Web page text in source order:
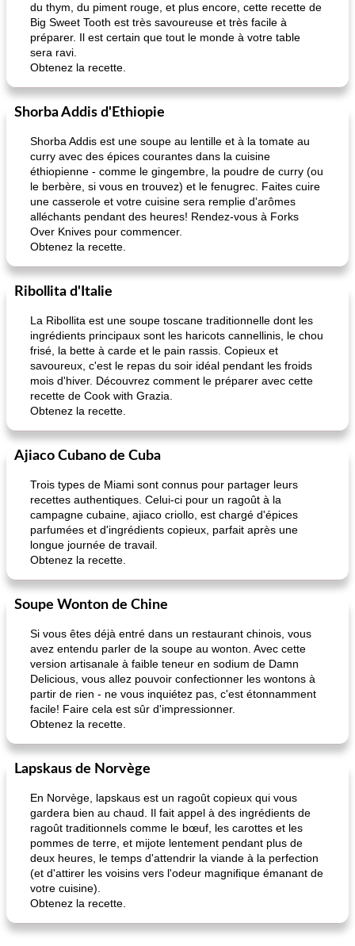
du thym, du piment rouge, et plus encore, cette recette de
Big Sweet Tooth est très savoureuse et très facile à
préparer. Il est certain que tout le monde à votre table
sera ravi.
Obtenez la recette.
Shorba Addis d'Ethiopie
Shorba Addis est une soupe au lentille et à la tomate au
curry avec des épices courantes dans la cuisine
éthiopienne - comme le gingembre, la poudre de curry (ou
le berbère, si vous en trouvez) et le fenugrec. Faites cuire
une casserole et votre cuisine sera remplie d'arômes
alléchants pendant des heures! Rendez-vous à Forks
Over Knives pour commencer.
Obtenez la recette.
Ribollita d'Italie
La Ribollita est une soupe toscane traditionnelle dont les
ingrédients principaux sont les haricots cannellinis, le chou
frisé, la bette à carde et le pain rassis. Copieux et
savoureux, c'est le repas du soir idéal pendant les froids
mois d'hiver. Découvrez comment le préparer avec cette
recette de Cook with Grazia.
Obtenez la recette.
Ajiaco Cubano de Cuba
Trois types de Miami sont connus pour partager leurs
recettes authentiques. Celui-ci pour un ragoût à la
campagne cubaine, ajiaco criollo, est chargé d'épices
parfumées et d'ingrédients copieux, parfait après une
longue journée de travail.
Obtenez la recette.
Soupe Wonton de Chine
Si vous êtes déjà entré dans un restaurant chinois, vous
avez entendu parler de la soupe au wonton. Avec cette
version artisanale à faible teneur en sodium de Damn
Delicious, vous allez pouvoir confectionner les wontons à
partir de rien - ne vous inquiétez pas, c'est étonnamment
facile! Faire cela est sûr d'impressionner.
Obtenez la recette.
Lapskaus de Norvège
En Norvège, lapskaus est un ragoût copieux qui vous
gardera bien au chaud. Il fait appel à des ingrédients de
ragoût traditionnels comme le bœuf, les carottes et les
pommes de terre, et mijote lentement pendant plus de
deux heures, le temps d'attendrir la viande à la perfection
(et d'attirer les voisins vers l'odeur magnifique émanant de
votre cuisine).
Obtenez la recette.